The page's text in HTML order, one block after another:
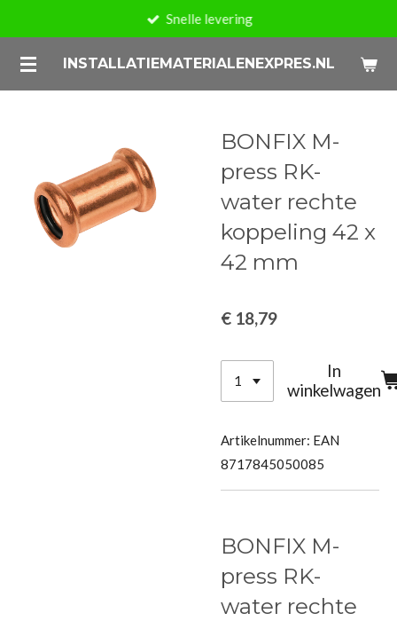
naar
de
INSTALLATIEMATERIALENEXPRES.NL
Snelle levering
BONFIX M-
press RK-
water rechte
koppeling 42 x
42 mm
€ 18,79
In
winkelwagen
Artikelnummer: EAN
8717845050085
BONFIX M-
press RK-
water rechte